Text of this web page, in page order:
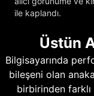
ile kaplandı.
Üstün
Bilgisayarında
bileşeni olan
birbirinden